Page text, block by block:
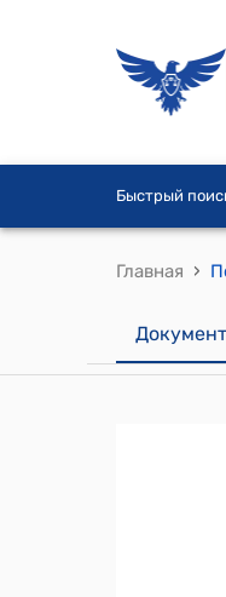
Быстрый
Главная ›
Документ